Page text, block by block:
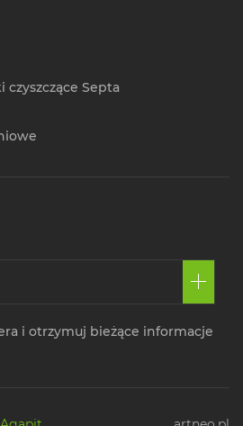
Septa
i otrzymuj bieżące informacje